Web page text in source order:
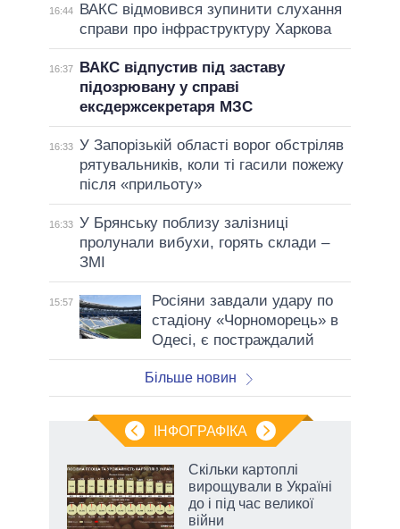
16:44
ВАКС відмовився зупинити слухання
справи про інфраструктуру Харкова
16:37
ВАКС відпустив під заставу
підозрювану у справі
ексдержсекретаря МЗС
16:33 У Запорізькій області ворог обстріляв
рятувальників, коли ті гасили пожежу
після «прильоту»
16:33 У Брянську поблизу залізниці
пролунали вибухи, горять склади –
ЗМІ
15:57
Росіяни завдали удару по
стадіону «Чорноморець» в
Одесі, є постраждалий
Більше новин
ІНФОГРАФІКА
Скільки картоплі
вирощували в Україні
до і під час великої
війни